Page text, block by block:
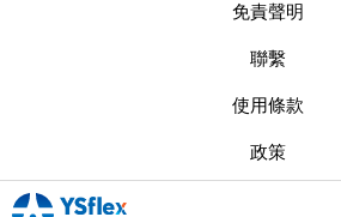
免責聲明
聯繫
使用條款
政策